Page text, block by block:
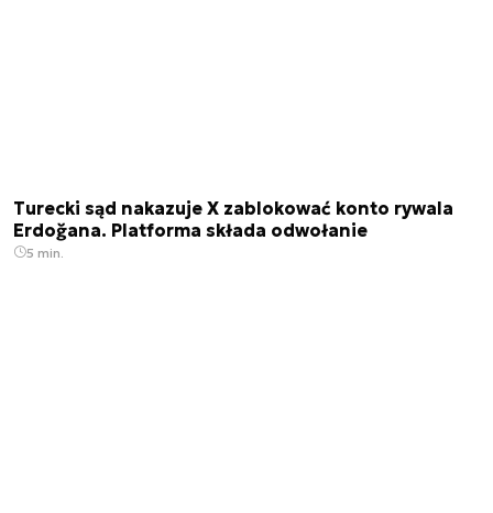
Turecki sąd nakazuje X zablokować konto rywala
Erdoğana. Platforma składa odwołanie
5 min.